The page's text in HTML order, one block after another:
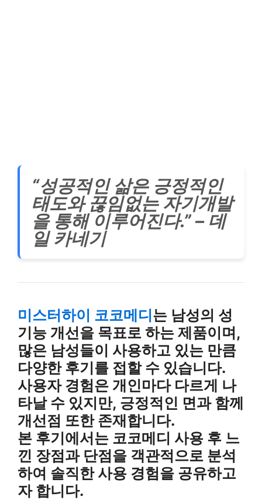
“성공적인 삶은 긍정적인
태도와 끊임없는 자기개발
을 통해 이루어진다.” – 데
일 카네기
미스터하이 코코메디는 남성의 성
기능 개선을 목표로 하는 제품이며,
많은 남성들이 사용하고 있는 만큼
다양한 후기를 접할 수 있습니다.
사용자 경험은 개인마다 다르게 나
타날 수 있지만, 긍정적인 면과 함께
개선점 또한 존재합니다.
본 후기에서는 코코메디 사용 후 느
낀 장점과 단점을 객관적으로 분석
하여 솔직한 사용 경험을 공유하고
자 합니다.